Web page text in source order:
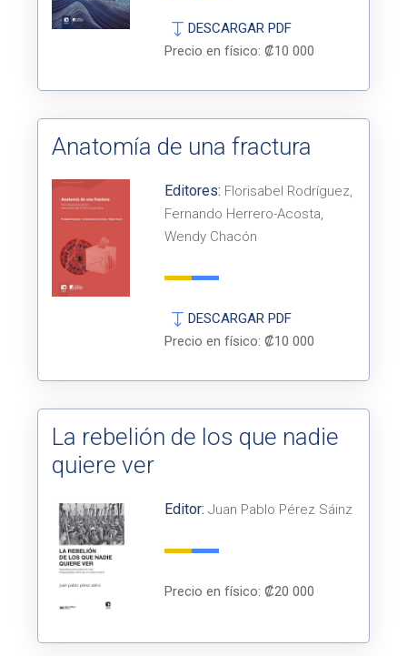
DESCARGAR PDF
Precio en físico: ₡10 000
Anatomía de una fractura
Editores: Florisabel Rodríguez,
Fernando Herrero-Acosta,
Wendy Chacón
DESCARGAR PDF
Precio en físico: ₡10 000
La rebelión de los que nadie
quiere ver
Editor: Juan Pablo Pérez Sáinz
Precio en físico: ₡20 000